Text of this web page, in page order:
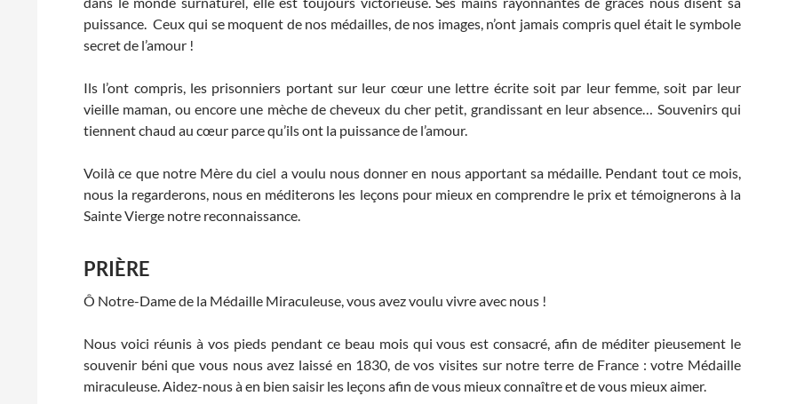
puissance. Ceux qui se moquent de nos médailles, de nos images, n’ont jamais compris quel était le symbole
secret de l’amour !
Ils l’ont compris, les prisonniers portant sur leur cœur une lettre écrite soit par leur femme, soit par leur
vieille maman, ou encore une mèche de cheveux du cher petit, grandissant en leur absence… Souvenirs qui
tiennent chaud au cœur parce qu’ils ont la puissance de l’amour.
Voilà ce que notre Mère du ciel a voulu nous donner en nous apportant sa médaille. Pendant tout ce mois,
nous la regarderons, nous en méditerons les leçons pour mieux en comprendre le prix et témoignerons à la
Sainte Vierge notre reconnaissance.
PRIÈRE
Ô Notre-Dame de la Médaille Miraculeuse, vous avez voulu vivre avec nous !
Nous voici réunis à vos pieds pendant ce beau mois qui vous est consacré, afin de méditer pieusement le
souvenir béni que vous nous avez laissé en 1830, de vos visites sur notre terre de France : votre Médaille
miraculeuse. Aidez-nous à en bien saisir les leçons afin de vous mieux connaître et de vous mieux aimer.